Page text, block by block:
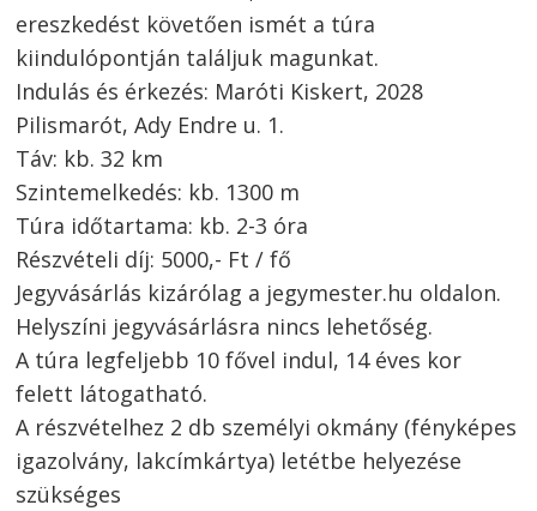
ereszkedést követően ismét a túra
kiindulópontján találjuk magunkat.
Indulás és érkezés: Maróti Kiskert, 2028
Pilismarót, Ady Endre u. 1.
Táv: kb. 32 km
Szintemelkedés: kb. 1300 m
Túra időtartama: kb. 2-3 óra
Részvételi díj: 5000,- Ft / fő
Jegyvásárlás kizárólag a jegymester.hu oldalon.
Helyszíni jegyvásárlásra nincs lehetőség.
A túra legfeljebb 10 fővel indul, 14 éves kor
felett látogatható.
A részvételhez 2 db személyi okmány (fényképes
igazolvány, lakcímkártya) letétbe helyezése
szükséges